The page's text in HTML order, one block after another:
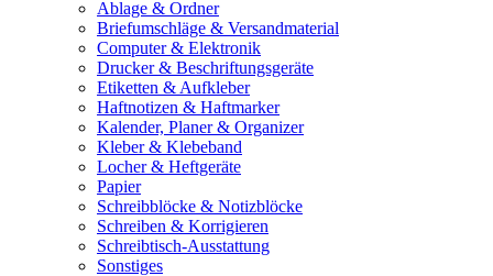
Ablage & Ordner
Briefumschläge & Versandmaterial
Computer & Elektronik
Drucker & Beschriftungsgeräte
Etiketten & Aufkleber
Haftnotizen & Haftmarker
Kalender, Planer & Organizer
Kleber & Klebeband
Locher & Heftgeräte
Papier
Schreibblöcke & Notizblöcke
Schreiben & Korrigieren
Schreibtisch-Ausstattung
Sonstiges